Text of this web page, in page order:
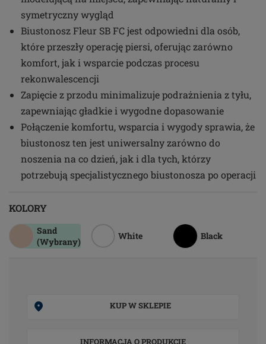
symetryczny wygląd
Biustonosz Fleur SB FC jest odpowiedni dla osób,
które przeszły operację piersi, oferując zarówno
komfort, jak i wsparcie podczas procesu
rekonwalescencji
Zapięcie z przodu minimalizuje podrażnienia z tyłu,
zapewniając gładkie i wygodne dopasowanie
Połączenie komfortu, wsparcia i wygody sprawia, że
biustonosz ten jest uniwersalny zarówno do
noszenia na co dzień, jak i dla tych, którzy
potrzebują specjalistycznego biustonosza po operacji
KOLORY
Sand
(Wybrany)
White Black
KUP W SKLEPIE
INFORMACJA O PRODUKCIE